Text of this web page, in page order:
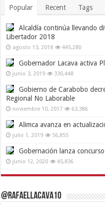
Popular Recent Tags
Alcaldía continúa llevando
Libertador 2018
agosto 13, 2018 445,280
Gobernador Lacava activa
junio 3, 2019 330,448
Gobierno de Carabobo
Regional No Laborable
noviembre 10, 2017 63,386
Alimca avanza en
julio 1, 2019 56,855
Gobernación lanza
junio 12, 2020 45,836
@RafaelLacava10